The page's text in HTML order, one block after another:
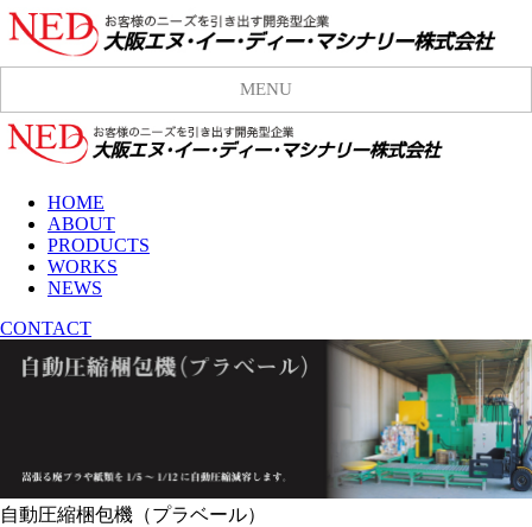
MENU
HOME
ABOUT
PRODUCTS
WORKS
NEWS
CONTACT
自動圧縮梱包機（プラベール）